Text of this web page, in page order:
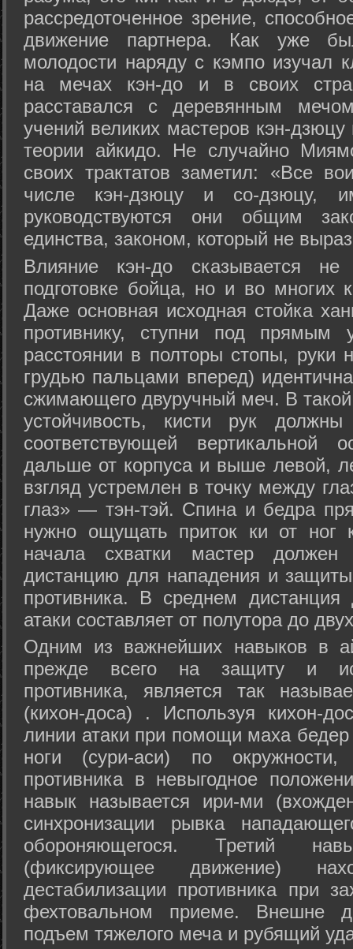
рассредоточенное зрение,
движение партнера. Как уже
молодости наряду с кэмпо изучал
на мечах кэн-до и в своих
расставался с деревянным
учений великих мастеров кэн-
теории айкидо. Не случайно
своих трактатов заметил: «Все
числе кэн-дзюцу и со-дзюцу,
руководствуются они общим
единства, законом, который не
Влияние кэн-до сказывается не
подготовке бойца, но и во многих
Даже основная исходная стойка
противнику, ступни под прямым
расстоянии в полторы стопы, руки
грудью пальцами вперед)
сжимающего двуручный меч. В
устойчивость, кисти рук
соответствующей
дальше от корпуса и выше левой,
взгляд устремлен в точку между
глаз» — тэн-тэй. Спина и бедра
нужно ощущать приток ки от
начала схватки мастер должен
дистанцию для нападения и
противника. В среднем
атаки составляет от полутора до
Одним из важнейших навыков в
прежде всего на защиту и
противника, является так
(кихон-доса) . Используя кихон-
линии атаки при помощи маха
ноги (сури-аси) по
противника в невыгодное
навык называется ири-ми
синхронизации рывка
обороняющегося. Третий
(фиксирующее движение)
дестабилизации противника при
фехтовальном приеме. Внешне
подъем тяжелого меча и рубящий